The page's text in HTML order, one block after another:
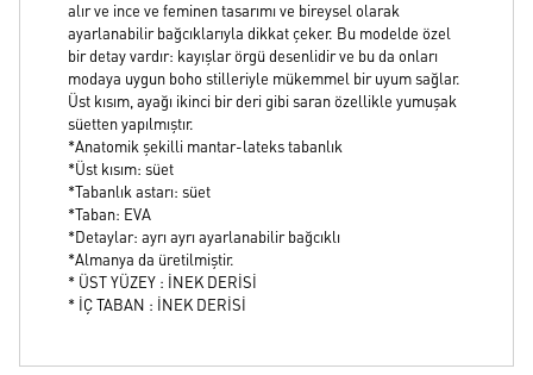
alır ve ince ve feminen tasarımı ve bireysel olarak
ayarlanabilir bağcıklarıyla dikkat çeker. Bu modelde özel
bir detay vardır: kayışlar örgü desenlidir ve bu da onları
modaya uygun boho stilleriyle mükemmel bir uyum sağlar.
Üst kısım, ayağı ikinci bir deri gibi saran özellikle yumuşak
süetten yapılmıştır.
*Anatomik şekilli mantar-lateks tabanlık
*Üst kısım: süet
*Tabanlık astarı: süet
*Taban: EVA
*Detaylar: ayrı ayrı ayarlanabilir bağcıklı
*Almanya da üretilmiştir.
* ÜST YÜZEY : İNEK DERİSİ
* İÇ TABAN : İNEK DERİSİ